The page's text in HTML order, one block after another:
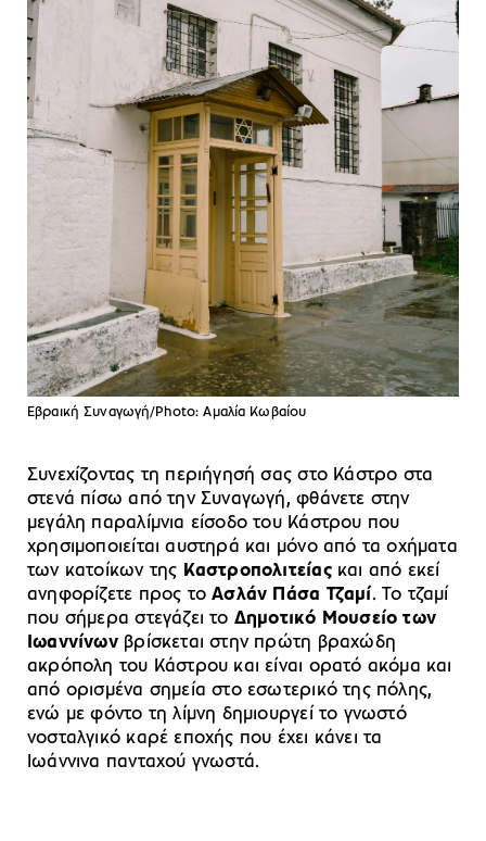
Εβραική Συναγωγή/Photo: Αμαλία Κωβαίου
Συνεχίζοντας τη περιήγησή σας στο Κάστρο στα
στενά πίσω από την Συναγωγή, φθάνετε στην
μεγάλη παραλίμνια είσοδο του Κάστρου που
χρησιμοποιείται αυστηρά και μόνο από τα οχήματα
των κατοίκων της Καστροπολιτείας και από εκεί
ανηφορίζετε προς τοΑσλάν Πάσα Τζαμί. Το τζαμί
που σήμερα στεγάζει το Δημοτικό Μουσείο των
Ιωαννίνωνβρίσκεται στην πρώτη βραχώδη
ακρόπολη του Κάστρου και είναι ορατό ακόμα και
από ορισμένα σημεία στο εσωτερικό της πόλης,
ενώ με φόντο τη λίμνη δημιουργεί το γνωστό
νοσταλγικό καρέ εποχής που έχει κάνει τα
Ιωάννινα πανταχού γνωστά.